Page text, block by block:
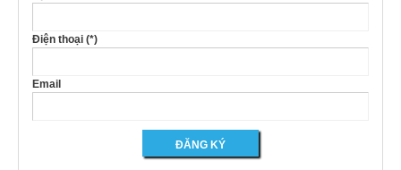
Điện thoại (*)
Email